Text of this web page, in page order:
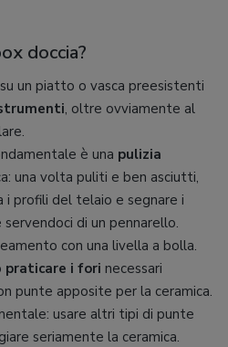
doccia?
un piatto o vasca preesistenti
, oltre ovviamente al
è una pulizia
una volta puliti e ben asciutti,
i profili del telaio e segnare i
di un pennarello.
con una livella a bolla.
praticare i fori necessari
punte apposite per la ceramica.
usare altri tipi di punte
seriamente la ceramica.